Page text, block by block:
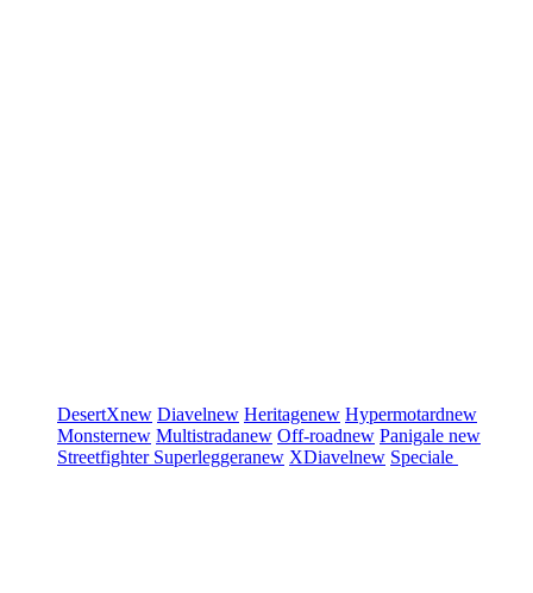
DesertXnew Diavelnew Heritagenew Hypermotardnew
Monsternew Multistradanew Off-roadnew Panigale new
Streetfighter Superleggeranew XDiavelnew Speciale